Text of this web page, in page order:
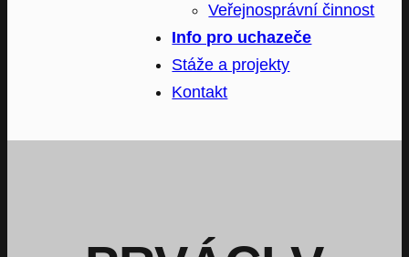
Veřejnosprávní činnost
Info pro uchazeče
Stáže a projekty
Kontakt